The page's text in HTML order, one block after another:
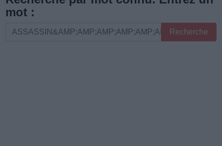
lettres
le
mot :
Recherche
Recherche